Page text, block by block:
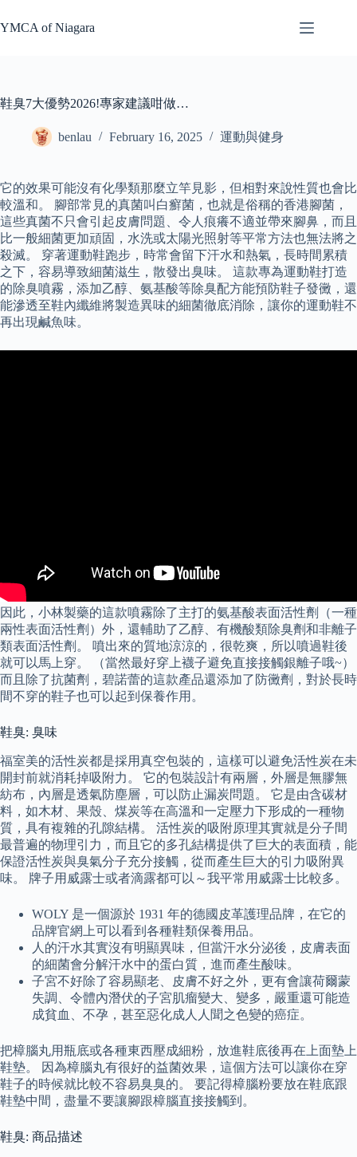
to
content
YMCA of Niagara
鞋臭7大優勢2026!專家建議咁做…
benlau February 16, 2025 運動與健身
它的效果可能沒有化學類那麼立竿見影，但相對來說性質也會比
較溫和。 腳部常見的真菌叫白癬菌，也就是俗稱的香港腳菌，
這些真菌不只會引起皮膚問題、令人痕癢不適並帶來腳鼻，而且
比一般細菌更加頑固，水洗或太陽光照射等平常方法也無法將之
殺滅。 穿著運動鞋跑步，時常會留下汗水和熱氣，長時間累積
之下，容易導致細菌滋生，散發出臭味。 這款專為運動鞋打造
的除臭噴霧，添加乙醇、氨基酸等除臭配方能預防鞋子發黴，還
能滲透至鞋內纖維將製造異味的細菌徹底消除，讓你的運動鞋不
再出現鹹魚味。
因此，小林製藥的這款噴霧除了主打的氨基酸表面活性劑（一種
兩性表面活性劑）外，還輔助了乙醇、有機酸類除臭劑和非離子
類表面活性劑。 噴出來的質地涼涼的，很乾爽，所以噴過鞋後
就可以馬上穿。 （當然最好穿上襪子避免直接接觸銀離子哦~）
而且除了抗菌劑，碧諾蕾的這款產品還添加了防黴劑，對於長時
間不穿的鞋子也可以起到保養作用。
鞋臭: 臭味
福室美的活性炭都是採用真空包裝的，這樣可以避免活性炭在未
開封前就消耗掉吸附力。 它的包裝設計有兩層，外層是無膠無
紡布，內層是透氣防塵層，可以防止漏炭問題。 它是由含碳材
料，如木材、果殼、煤炭等在高溫和一定壓力下形成的一種物
質，具有複雜的孔隙結構。 活性炭的吸附原理其實就是分子間
最普遍的物理引力，而且它的多孔結構提供了巨大的表面積，能
保證活性炭與臭氣分子充分接觸，從而產生巨大的引力吸附異
味。 牌子用威露士或者滴露都可以～我平常用威露士比較多。
WOLY 是一個源於 1931 年的德國皮革護理品牌，在它的
品牌官網上可以看到各種鞋類保養用品。
人的汗水其實沒有明顯異味，但當汗水分泌後，皮膚表面
的細菌會分解汗水中的蛋白質，進而產生酸味。
子宮不好除了容易顯老、皮膚不好之外，更有會讓荷爾蒙
失調、令體內潛伏的子宮肌瘤變大、變多，嚴重還可能造
成貧血、不孕，甚至惡化成人人聞之色變的癌症。
把樟腦丸用瓶底或各種東西壓成細粉，放進鞋底後再在上面墊上
鞋墊。 因為樟腦丸有很好的益菌效果，這個方法可以讓你在穿
鞋子的時候就比較不容易臭臭的。 要記得樟腦粉要放在鞋底跟
鞋墊中間，盡量不要讓腳跟樟腦直接接觸到。
鞋臭: 商品描述